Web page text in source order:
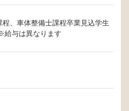
、車体整備士課程卒業見込学生
給与は異なります